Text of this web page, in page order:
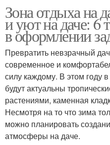
Зона отдыха на
и уют на даче: 6
в оформлении
Превратить невзрачный
современное и
силу каждому. В этом году
будут актуальны
растениями, каменная
Несмотря на то что зима
можно планировать
атмосферы на даче.